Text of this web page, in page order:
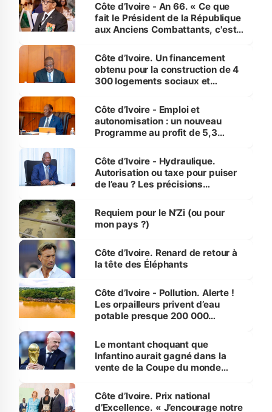
Côte d’Ivoire - An 66. « Ce que
fait le Président de la République
aux Anciens Combattants, c'est
Côte d’Ivoire. Un financement
obtenu pour la construction de 4
300 logements sociaux et
et Yamoussoukro
Côte d’Ivoire - Emploi et
autonomisation : un nouveau
Programme au profit de 5,3
Côte d’Ivoire - Hydraulique.
Autorisation ou taxe pour puiser
de l’eau ? Les précisions
Requiem pour le N’Zi (ou pour
mon pays ?)
Côte d’Ivoire. Renard de retour à
la tête des Éléphants
Côte d’Ivoire - Pollution. Alerte !
Les orpailleurs privent d’eau
potable presque 200 000
Le montant choquant que
Infantino aurait gagné dans la
vente de la Coupe du monde
Côte d’Ivoire. Prix national
d’Excellence. « J’encourage notre